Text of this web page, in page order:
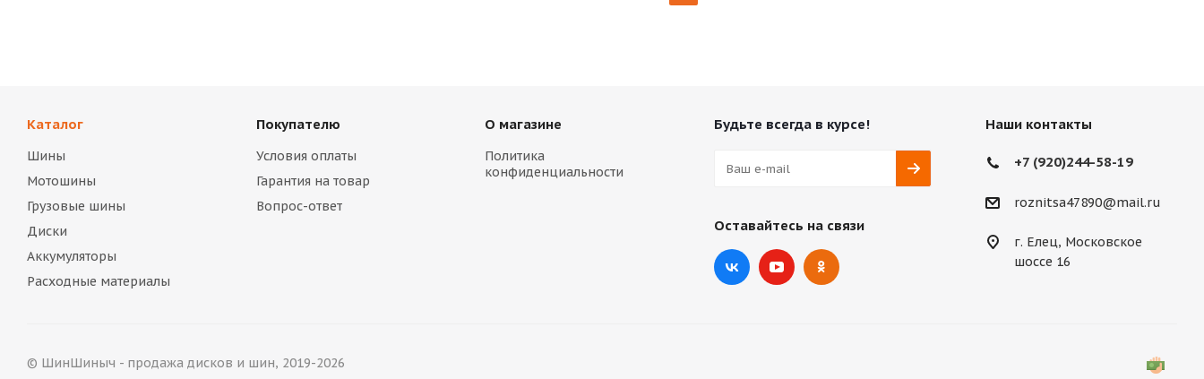
Каталог
Шины
Мотошины
Грузовые шины
Диски
Аккумуляторы
Расходные материалы
Покупателю
Условия оплаты
Гарантия на товар
Вопрос-ответ
О магазине
Политика
конфиденциальности
Будьте всегда в курсе!
Оставайтесь на связи
Наши контакты
+7 (920)244-58-19
roznitsa47890@mail.ru
г. Елец, Московское
шоссе 16
© ШинШиныч - продажа дисков и шин, 2019-2026